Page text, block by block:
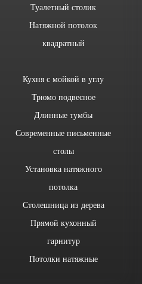
Туалетный столик
Натяжной потолок
квадратный
Кухня с мойкой в углу
Трюмо подвесное
Длинные тумбы
Современные письменные
столы
Установка натяжного
потолка
Столешница из дерева
Прямой кухонный
гарнитур
Потолки натяжные